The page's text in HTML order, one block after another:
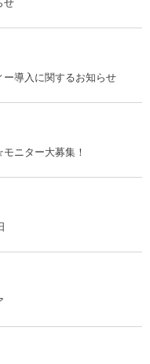
せ
ー導入に関するお知らせ
ニター大募集！